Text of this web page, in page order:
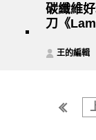
碳纖維
刀《
王的編輯